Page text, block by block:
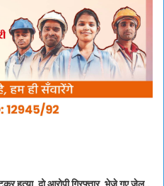
हत्या, दो आरोपी गिरफ्तार, भेजे गए जेल..